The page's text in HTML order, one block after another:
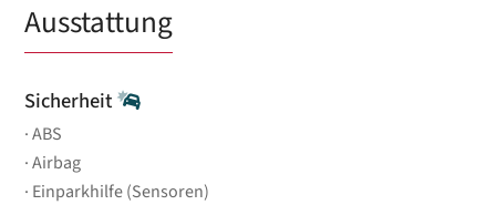
Ausstattung
Sicherheit
ABS
Airbag
Einparkhilfe (Sensoren)